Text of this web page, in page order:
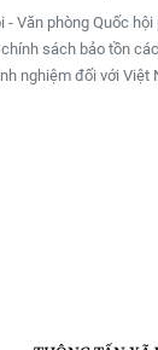
Văn phòng Quốc
sách bảo tồn
nghiệm đối với Việt